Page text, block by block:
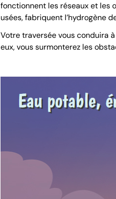
fonctionnent les réseaux et les
usées, fabriquent l’hydrogène
Votre traversée vous conduira
eux, vous surmonterez les